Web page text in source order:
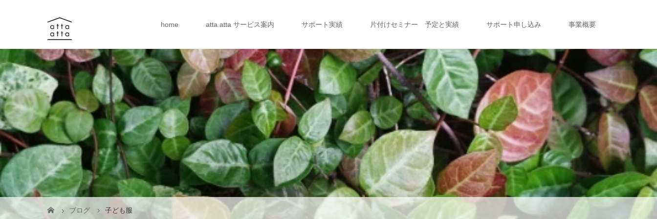
home atta atta サービス案内 サポート実績 片付けセミナー 予定と実績 サポート申し込み 事業概要
ブログ 子ども服